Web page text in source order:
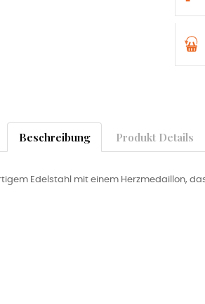
Beschreibung Produkt Details
Edelstahl mit einem Herzmedaillon,